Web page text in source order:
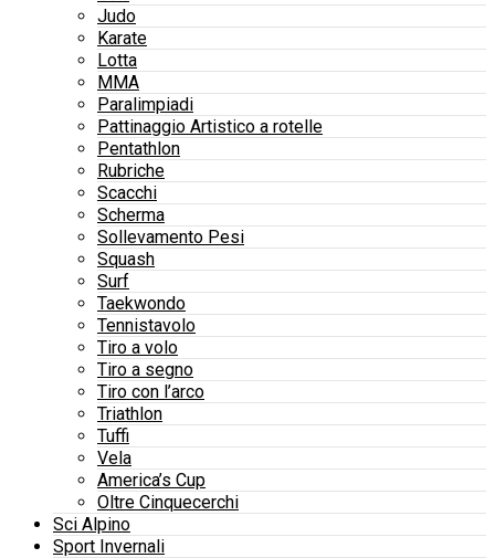
Judo
Karate
Lotta
MMA
Paralimpiadi
Pattinaggio Artistico a rotelle
Pentathlon
Rubriche
Scacchi
Scherma
Sollevamento Pesi
Squash
Surf
Taekwondo
Tennistavolo
Tiro a volo
Tiro a segno
Tiro con l’arco
Triathlon
Tuffi
Vela
America’s Cup
Oltre Cinquecerchi
Sci Alpino
Sport Invernali